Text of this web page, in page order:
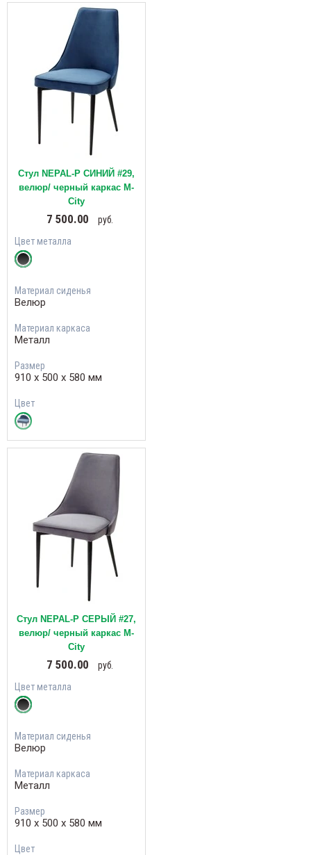
Стул NEPAL-P СИНИЙ #29,
велюр/ черный каркас М-
City
7 500.00
руб.
Цвет металла
Материал сиденья
Велюр
Материал каркаса
Металл
Размер
910 х 500 х 580 мм
Цвет
Стул NEPAL-P СЕРЫЙ #27,
велюр/ черный каркас М-
City
7 500.00
руб.
Цвет металла
Материал сиденья
Велюр
Материал каркаса
Металл
Размер
910 х 500 х 580 мм
Цвет